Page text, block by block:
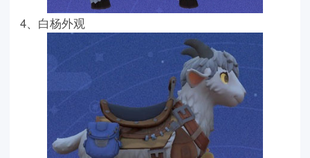
4、白杨外观